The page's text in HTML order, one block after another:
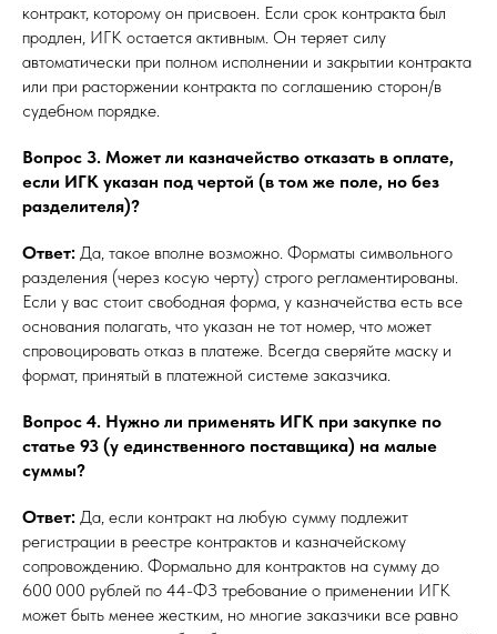
контракт, которому он присвоен. Если срок контракта был
продлен, ИГК остается активным. Он теряет силу
автоматически при полном исполнении и закрытии контракта
или при расторжении контракта по соглашению сторон/в
судебном порядке.
Вопрос 3. Может ли казначейство отказать в оплате,
если ИГК указан под чертой (в том же поле, но без
разделителя)?
Ответ: Да, такое вполне возможно. Форматы символьного
разделения (через косую черту) строго регламентированы.
Если у вас стоит свободная форма, у казначейства есть все
основания полагать, что указан не тот номер, что может
спровоцировать отказ в платеже. Всегда сверяйте маску и
формат, принятый в платежной системе заказчика.
Вопрос 4. Нужно ли применять ИГК при закупке по
статье 93 (у единственного поставщика) на малые
суммы?
Ответ: Да, если контракт на любую сумму подлежит
регистрации в реестре контрактов и казначейскому
сопровождению. Формально для контрактов на сумму до
600 000 рублей по 44-ФЗ требование о применении ИГК
может быть менее жестким, но многие заказчики все равно